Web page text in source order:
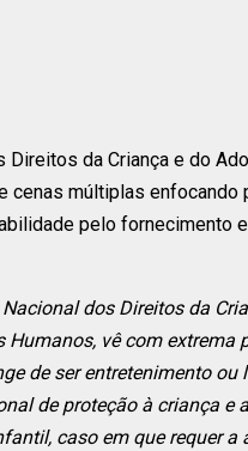
da Criança e do
cenas múltiplas enfocando
pelo fornecimento
dos Direitos da
vê com extrema
de ser entretenimento ou
de proteção à criança e
caso em que requer a